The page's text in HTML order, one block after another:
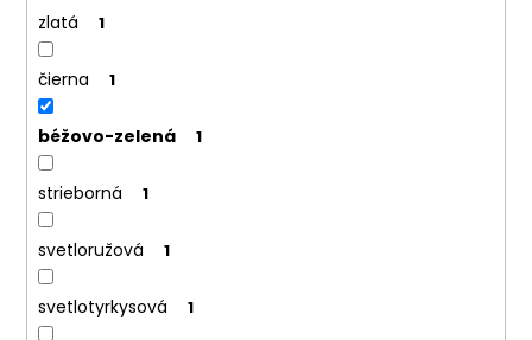
zlatá 1
čierna 1
béžovo-zelená 1
strieborná 1
svetloružová 1
svetlotyrkysová 1